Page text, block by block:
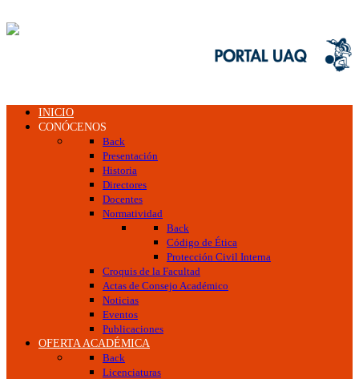
INICIO
CONÓCENOS
Back
Presentación
Historia
Directores
Docentes
Normatividad
Back
Código de Ética
Protección Civil Interna
Croquis de la Facultad
Actas de Consejo Académico
Noticias
Eventos
Publicaciones
OFERTA ACADÉMICA
Back
Licenciaturas